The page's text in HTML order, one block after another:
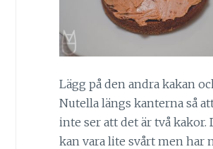
Lägg på den andra kakan
Nutella längs kanterna så
inte ser att det är två kakor.
kan vara lite svårt men har